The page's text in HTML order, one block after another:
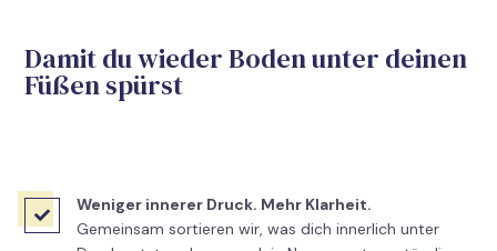
Damit du wieder Boden unter deinen
Füßen spürst

Weniger innerer Druck. Mehr Klarheit.
Gemeinsam sortieren wir, was dich innerlich unter